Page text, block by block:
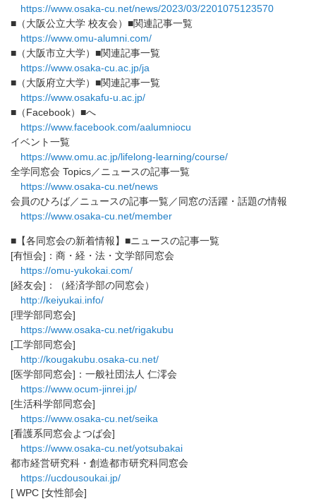
https://www.osaka-cu.net/news/2023/03/2201075123570
■（大阪公立大学 校友会）■関連記事一覧
https://www.omu-alumni.com/
■（大阪市立大学）■関連記事一覧
https://www.osaka-cu.ac.jp/ja
■（大阪府立大学）■関連記事一覧
https://www.osakafu-u.ac.jp/
■（Facebook）■へ
https://www.facebook.com/aalumniocu
イベント一覧
https://www.omu.ac.jp/lifelong-learning/course/
全学同窓会 Topics／ニュースの記事一覧
https://www.osaka-cu.net/news
会員のひろば／ニュースの記事一覧／同窓の活躍・話題の情報
https://www.osaka-cu.net/member
■【各同窓会の新着情報】■ニュースの記事一覧
[有恒会]：商・経・法・文学部同窓会
https://omu-yukokai.com/
[経友会]：（経済学部の同窓会）
http://keiyukai.info/
[理学部同窓会]
https://www.osaka-cu.net/rigakubu
[工学部同窓会]
http://kougakubu.osaka-cu.net/
[医学部同窓会]：一般社団法人 仁澪会
https://www.ocum-jinrei.jp/
[生活科学部同窓会]
https://www.osaka-cu.net/seika
[看護系同窓会よつば会]
https://www.osaka-cu.net/yotsubakai
都市経営研究科・創造都市研究科同窓会
https://ucdousoukai.jp/
[ WPC [女性部会]